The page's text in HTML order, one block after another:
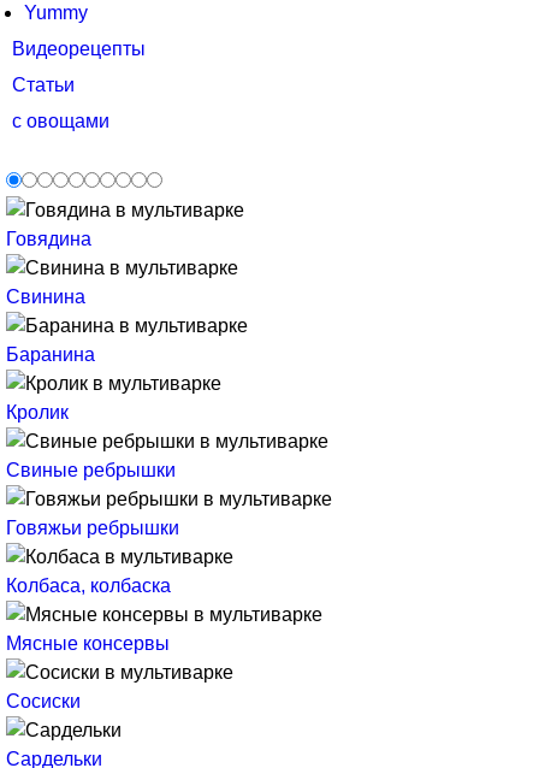
Yummy
Видеорецепты
Статьи
с овощами
Говядина
Свинина
Баранина
Кролик
Свиные ребрышки
Говяжьи ребрышки
Колбаса, колбаска
Мясные консервы
Сосиски
Сардельки